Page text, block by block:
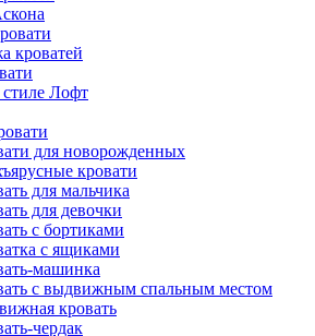
кроватей
Лофт
для новорожденных
кровати
для мальчика
для девочки
с бортиками
с ящиками
машинка
с выдвижным спальным местом
кровать
чердак